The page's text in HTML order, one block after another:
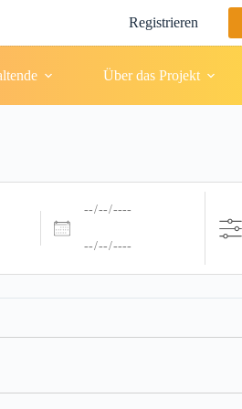
Registrieren
Über das Projekt